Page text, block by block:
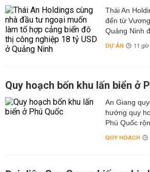
Thái An
đến từ
Quảng Ninh
DỰ ÁN 11
Quy hoạch bốn khu lấn biển ở
An Giang
hướng quy
Phú Quốc
QUY HOẠCH